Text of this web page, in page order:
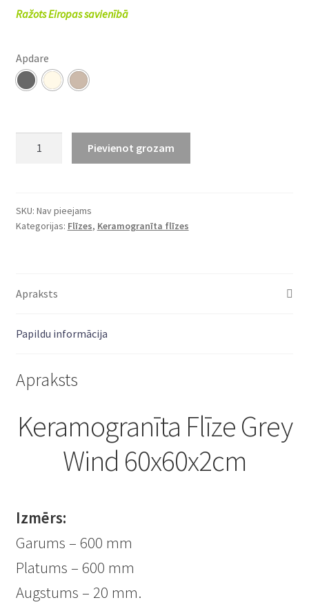
Ražots Eiropas savienībā
Apdare
(60x60x2cm)
daudzums
Pievienot grozam
SKU: Nav pieejams
Kategorijas: Flīzes, Keramogranīta flīzes
Apraksts
Papildu informācija
Apraksts
Keramogranīta Flīze Grey
Wind 60x60x2cm
Izmērs:
Garums – 600 mm
Platums – 600 mm
Augstums – 20 mm.